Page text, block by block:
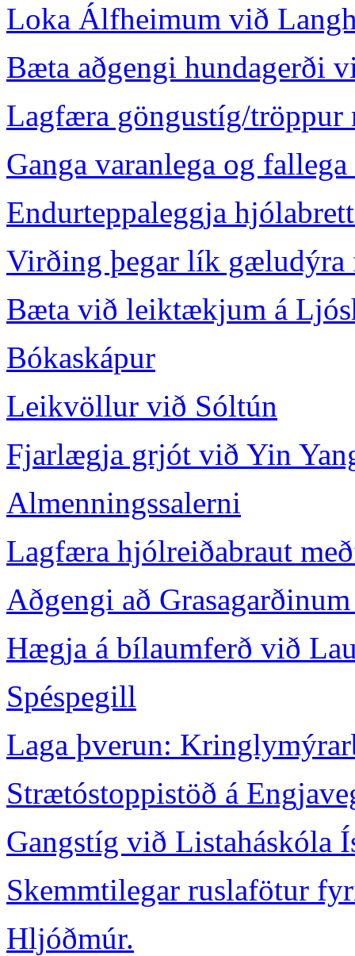
Loka Álfheimum við
Bæta aðgengi hundagerði
Lagfæra göngustíg/
Ganga varanlega og
Endurteppaleggja
Virðing þegar lík gæludýra
Bæta við leiktækjum á
Bókaskápur
Leikvöllur við Sóltún
Fjarlægja grjót við Yin
Almenningssalerni
Lagfæra hjólreiðabraut
Aðgengi að
Hægja á bílaumferð við
Spéspegill
Laga þverun:
Strætóstoppistöð á
Gangstíg við Listaháskóla
Skemmtilegar ruslafötur
Hljóðmúr.